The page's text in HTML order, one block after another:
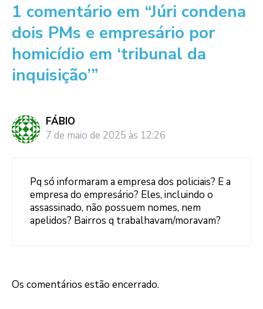
1 comentário em “Júri condena
dois PMs e empresário por
homicídio em ‘tribunal da
inquisição’”
FÁBIO
7 de maio de 2025 às 12:26
Pq só informaram a empresa dos policiais? E a
empresa do empresário? Eles, incluindo o
assassinado, não possuem nomes, nem
apelidos? Bairros q trabalhavam/moravam?
Os comentários estão encerrado.